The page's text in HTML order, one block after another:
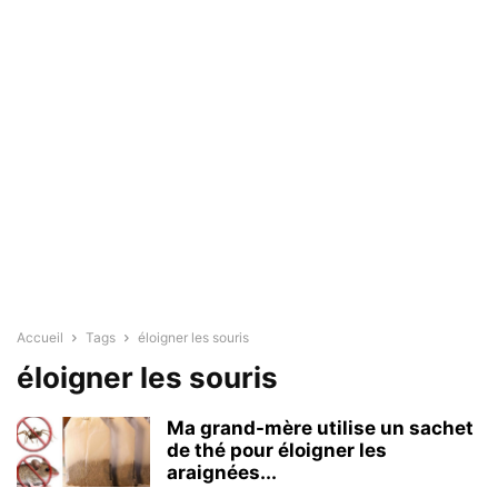
Accueil Tags éloigner les souris
éloigner les souris
Ma grand-mère utilise un sachet
de thé pour éloigner les
araignées...